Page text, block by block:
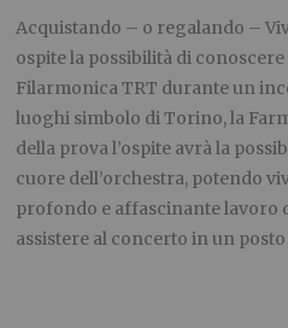
Acquistando – o regalando –
ospite la possibilità di
Filarmonica TRT durante un
luoghi simbolo di Torino, la
della prova l’ospite avrà la
cuore dell’orchestra, potendo
profondo e affascinante lavoro
assistere al concerto in un